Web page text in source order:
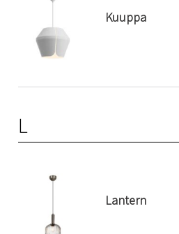
Kuuppa
L
Lantern